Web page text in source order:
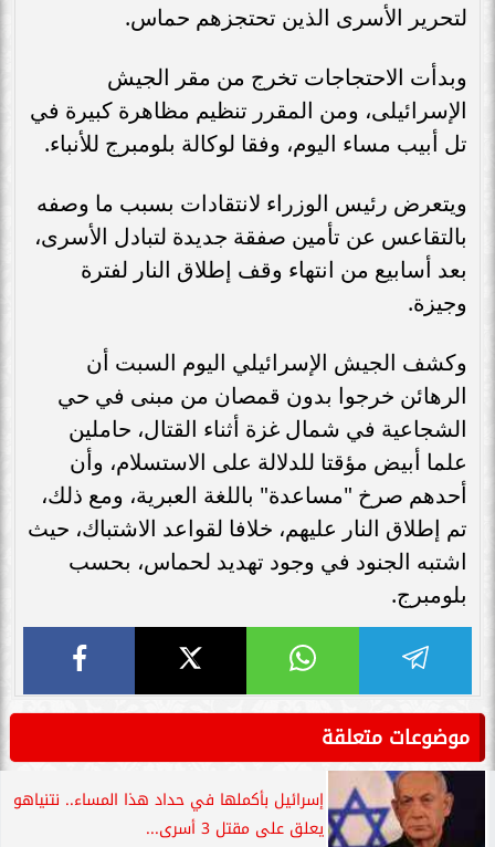
لتحرير الأسرى الذين تحتجزهم حماس.
وبدأت الاحتجاجات تخرج من مقر الجيش
الإسرائيلى، ومن المقرر تنظيم مظاهرة كبيرة في
تل أبيب مساء اليوم، وفقا لوكالة بلومبرج للأنباء.
ويتعرض رئيس الوزراء لانتقادات بسبب ما وصفه
بالتقاعس عن تأمين صفقة جديدة لتبادل الأسرى،
بعد أسابيع من انتهاء وقف إطلاق النار لفترة
وجيزة.
وكشف الجيش الإسرائيلي اليوم السبت أن
الرهائن خرجوا بدون قمصان من مبنى في حي
الشجاعية في شمال غزة أثناء القتال، حاملين
علما أبيض مؤقتا للدلالة على الاستسلام، وأن
أحدهم صرخ "مساعدة" باللغة العبرية، ومع ذلك،
تم إطلاق النار عليهم، خلافا لقواعد الاشتباك، حيث
اشتبه الجنود في وجود تهديد لحماس، بحسب
بلومبرج.
موضوعات متعلقة
إسرائيل بأكملها في حداد هذا المساء.. نتنياهو
يعلق على مقتل 3 أسرى...